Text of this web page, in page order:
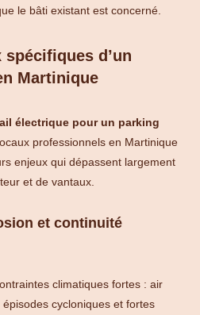
le bâti existant est concerné.
d’un
Martinique
électrique pour un parking
professionnels en Martinique
enjeux qui dépassent largement
et de vantaux.
et continuité
climatiques fortes : air
cycloniques et fortes